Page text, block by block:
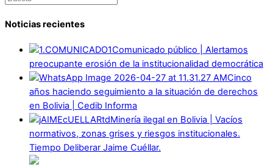
Noticias recientes
Comunicado público | Alertamos
preocupante erosión de la institucionalidad democrática
Cinco
años haciendo seguimiento a la situación de derechos
en Bolivia | Cedib Informa
Minería ilegal en Bolivia | Vacíos
normativos, zonas grises y riesgos institucionales.
Tiempo Deliberar Jaime Cuéllar.